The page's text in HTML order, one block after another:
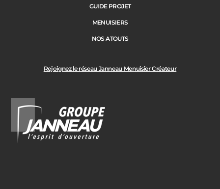
Rejoignez le réseau Janneau Menuisier Créateur
GUIDE PROJET
MENUISIERS
NOS ATOUTS